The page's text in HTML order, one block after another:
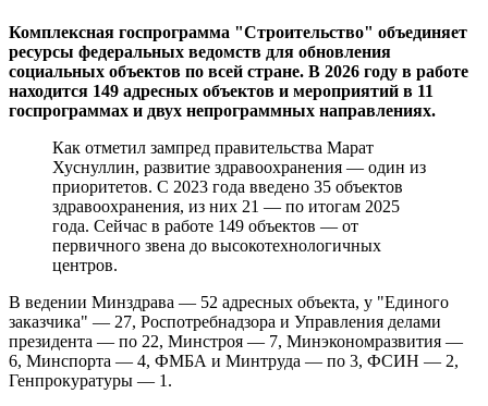
Комплексная госпрограмма "Строительство" объединяет
ресурсы федеральных ведомств для обновления
социальных объектов по всей стране. В 2026 году в работе
находится 149 адресных объектов и мероприятий в 11
госпрограммах и двух непрограммных направлениях.
Как отметил зампред правительства Марат
Хуснуллин, развитие здравоохранения — один из
приоритетов. С 2023 года введено 35 объектов
здравоохранения, из них 21 — по итогам 2025
года. Сейчас в работе 149 объектов — от
первичного звена до высокотехнологичных
центров.
В ведении Минздрава — 52 адресных объекта, у "Единого
заказчика" — 27, Роспотребнадзора и Управления делами
президента — по 22, Минстроя — 7, Минэкономразвития —
6, Минспорта — 4, ФМБА и Минтруда — по 3, ФСИН — 2,
Генпрокуратуры — 1.